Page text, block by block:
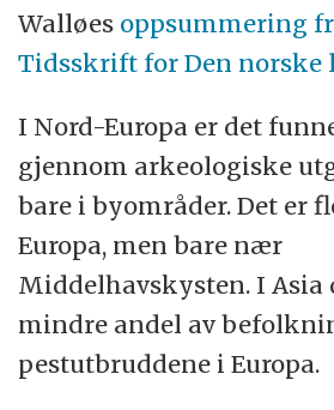
Walløes oppsummering
Tidsskrift for Den norske
I Nord-Europa er det
gjennom arkeologiske
bare i byområder. Det er
Europa, men bare nær
Middelhavskysten. I Asia
mindre andel av
pestutbruddene i Europa.